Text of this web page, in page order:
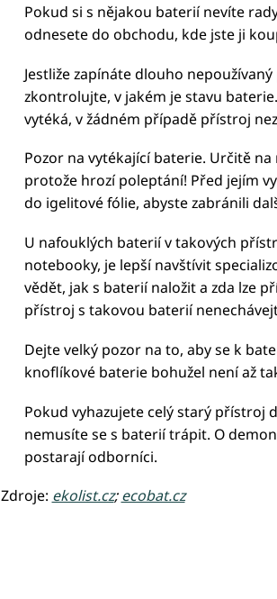
Pokud si s nějakou baterií nevíte
odnesete do obchodu, kde jste ji
Jestliže zapínáte dlouho
zkontrolujte, v jakém je stavu
vytéká, v žádném případě přístroj
Pozor na vytékající baterie. Určitě
protože hrozí poleptání! Před jejím
do igelitové fólie, abyste zabránili
U nafouklých baterií v takových
notebooky, je lepší navštívit
vědět, jak s baterií naložit a zda lze
přístroj s takovou baterií
Dejte velký pozor na to, aby se k
knoflíkové baterie bohužel není až
Pokud vyhazujete celý starý přístroj
nemusíte se s baterií trápit. O
postarají odborníci.
Zdroje: ekolist.cz;ecobat.cz